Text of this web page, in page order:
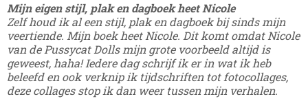
Mijn eigen stijl, plak en dagboek heet Nicole
Zelf houd ik al een stijl, plak en dagboek bij sinds mijn
veertiende. Mijn boek heet Nicole. Dit komt omdat Nicole
van de Pussycat Dolls mijn grote voorbeeld altijd is
geweest, haha! Iedere dag schrijf ik er in wat ik heb
beleefd en ook verknip ik tijdschriften tot fotocollages,
deze collages stop ik dan weer tussen mijn verhalen.